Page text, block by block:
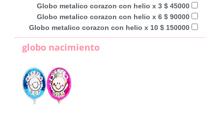
Globo metalico corazon con helio x 3 $ 45000
Globo metalico corazon con helio x 6 $ 90000
Globo metalico corazon con helio x 10 $ 150000
globo nacimiento